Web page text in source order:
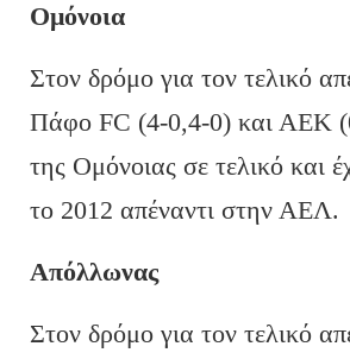
Ομόνοια
Στον δρόμο για τον τελικό
Πάφο FC (4-0,4-0) και ΑΕΚ
της Ομόνοιας σε τελικό και
το 2012 απέναντι στην ΑΕΛ.
Απόλλωνας
Στον δρόμο για τον τελικό